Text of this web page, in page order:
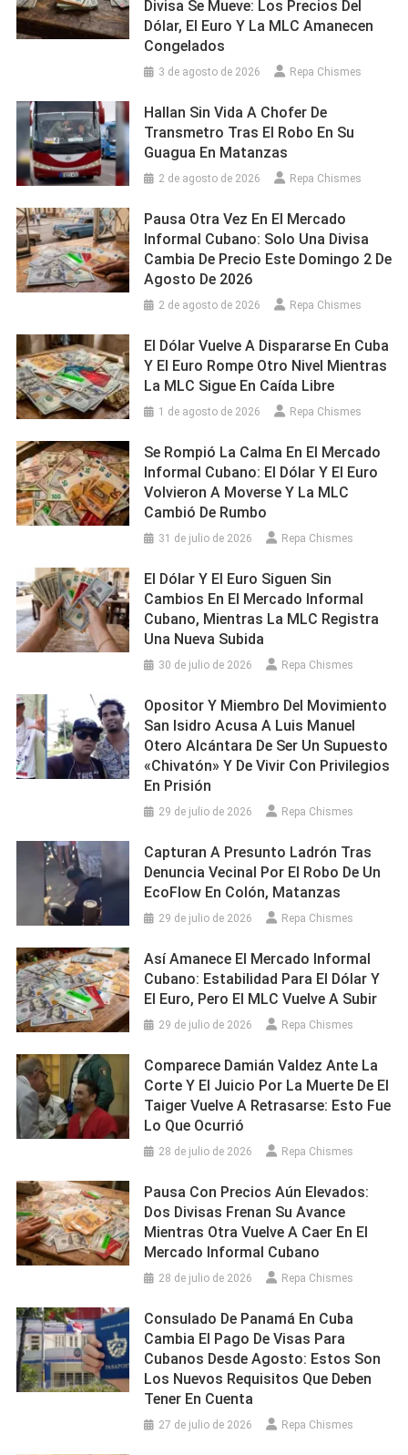
Divisa Se Mueve: Los Precios Del
Dólar, El Euro Y La MLC Amanecen
Congelados
3 de agosto de 2026 Repa Chismes
Hallan Sin Vida A Chofer De
Transmetro Tras El Robo En Su
Guagua En Matanzas
2 de agosto de 2026 Repa Chismes
Pausa Otra Vez En El Mercado
Informal Cubano: Solo Una Divisa
Cambia De Precio Este Domingo 2 De
Agosto De 2026
2 de agosto de 2026 Repa Chismes
El Dólar Vuelve A Dispararse En Cuba
Y El Euro Rompe Otro Nivel Mientras
La MLC Sigue En Caída Libre
1 de agosto de 2026 Repa Chismes
Se Rompió La Calma En El Mercado
Informal Cubano: El Dólar Y El Euro
Volvieron A Moverse Y La MLC
Cambió De Rumbo
31 de julio de 2026 Repa Chismes
El Dólar Y El Euro Siguen Sin
Cambios En El Mercado Informal
Cubano, Mientras La MLC Registra
Una Nueva Subida
30 de julio de 2026 Repa Chismes
Opositor Y Miembro Del Movimiento
San Isidro Acusa A Luis Manuel
Otero Alcántara De Ser Un Supuesto
«chivatón» Y De Vivir Con Privilegios
En Prisión
29 de julio de 2026 Repa Chismes
Capturan A Presunto Ladrón Tras
Denuncia Vecinal Por El Robo De Un
EcoFlow En Colón, Matanzas
29 de julio de 2026 Repa Chismes
Así Amanece El Mercado Informal
Cubano: Estabilidad Para El Dólar Y
El Euro, Pero El MLC Vuelve A Subir
29 de julio de 2026 Repa Chismes
Comparece Damián Valdez Ante La
Corte Y El Juicio Por La Muerte De El
Taiger Vuelve A Retrasarse: Esto Fue
Lo Que Ocurrió
28 de julio de 2026 Repa Chismes
Pausa Con Precios Aún Elevados:
Dos Divisas Frenan Su Avance
Mientras Otra Vuelve A Caer En El
Mercado Informal Cubano
28 de julio de 2026 Repa Chismes
Consulado De Panamá En Cuba
Cambia El Pago De Visas Para
Cubanos Desde Agosto: Estos Son
Los Nuevos Requisitos Que Deben
Tener En Cuenta
27 de julio de 2026 Repa Chismes